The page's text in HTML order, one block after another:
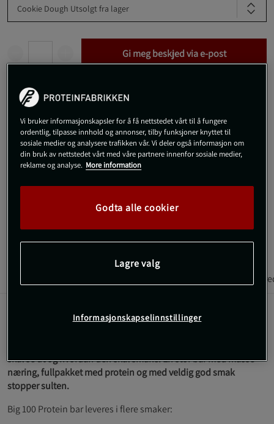
Cookie Dough Utsolgt fra lager
Gi meg beskjed via e-post
!
Dette produktet er dessverre ikke i lager. Få beskjed når det
kommer på lager igen.
SKU #30005R | EAN 7350132941546
Big 100 Protein Bar er en smaksvinnende proteinbar med hele
30 gram protein og masse energi. Den har blitt en salgsvinner!
Med en Big 100 Protein Bar i bagen har du gjort det enkelt å
Næringsinformasjon &
Big 100 Protein Bar er smekkfull av god smak med hele 30 gram
skal se ut og hvordan den skal smake. En stor bar med masse
næring, fullpakket med protein og med veldig god smak
stopper sulten.
Big 100 Protein bar leveres i flere smaker:
Vi bruker informasjonskapsler for å få nettstedet vårt til å fungere
ordentlig, tilpasse innhold og annonser, tilby funksjoner knyttet til
sosiale medier og analysere trafikken vår. Vi deler også informasjon om
din bruk av nettstedet vårt med våre partnere innenfor sosiale medier,
reklame og analyse. More information
Godta alle cookier
Lagre valg
Informasjonskapselinnstillinger